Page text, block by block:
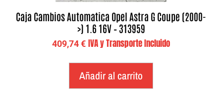
Caja Cambios Automatica Opel Astra G Coupe (2000-
>) 1.6 16V – 313959
409,74€ IVA y Transporte Incluido
Añadir al carrito